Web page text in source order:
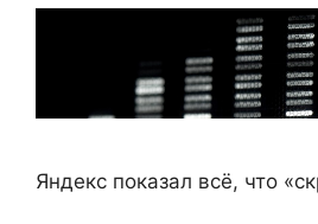
Яндекс показал всё, что